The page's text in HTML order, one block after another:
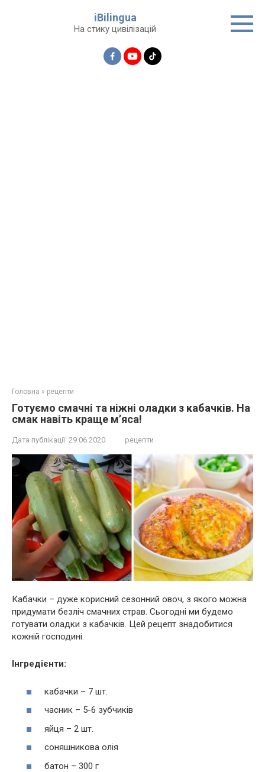
iBilingua
На стику цивілізацій
Головна » рецепти
Готуємо смачні та ніжні оладки з кабачків. На
смак навіть краще м’яса!
Дата публікації: 29.06.2020 рецепти
Кабачки – дуже корисний сезонний овоч, з якого можна
придумати безліч смачних страв. Сьогодні ми будемо
готувати оладки з кабачків. Цей рецепт знадобитися
кожній господині.
Інгредієнти:
кабачки – 7 шт.
часник – 5-6 зубчиків
яйця – 2 шт.
соняшникова олія
батон – 300 г